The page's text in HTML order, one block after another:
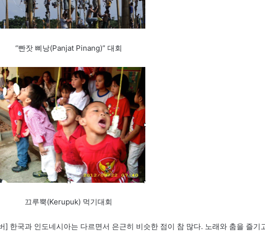
“빤잣 삐낭(Panjat Pinang)” 대회
끄루뿍(Kerupuk) 먹기대회
] 한국과 인도네시아는 다르면서 은근히 비슷한 점이 참 많다. 노래와 춤을 즐기